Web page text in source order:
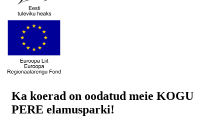
Ka koerad on oodatud meie KOGU
PERE elamusparki!